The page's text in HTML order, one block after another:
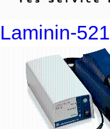
Laminin-